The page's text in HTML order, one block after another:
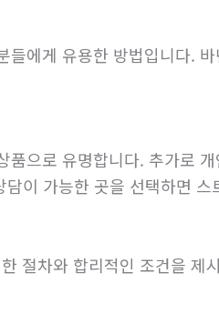
에게 유용한 방법입니다.
으로 유명합니다. 추가로
이 가능한 곳을 선택하면
절차와 합리적인 조건을 제